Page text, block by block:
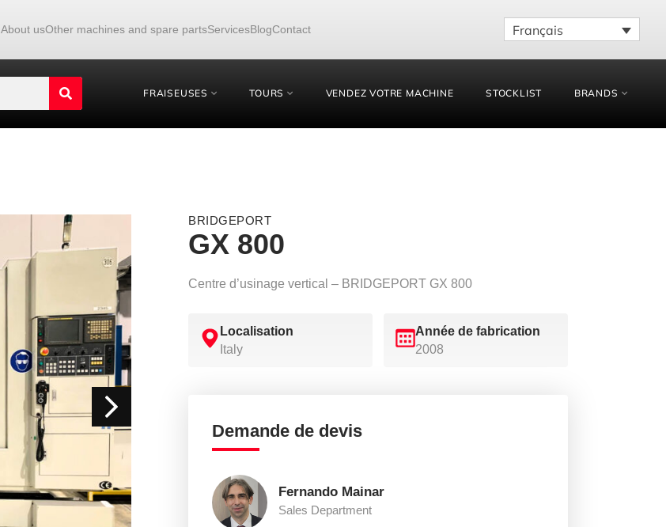
About usOther machines and spare partsServicesBlogContact Français
FRAISEUSES TOURS VENDEZ VOTRE MACHINE STOCKLIST BRANDS
BRIDGEPORT
GX 800
Centre d’usinage vertical – BRIDGEPORT GX 800
Localisation
Italy
Année de fabrication
2008
Demande de devis
Fernando Mainar
Sales Department